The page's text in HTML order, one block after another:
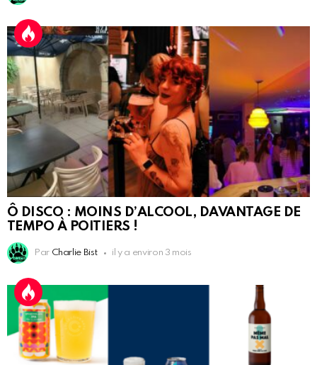
Ô DISCO : MOINS D’ALCOOL, DAVANTAGE DE
TEMPO À POITIERS !
Par Charlie Bist il y a environ 3 mois